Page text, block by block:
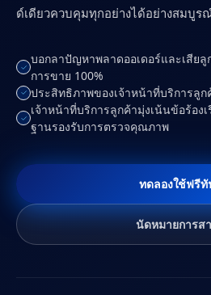
ด์เดียวควบคุมทุกอย่างได้อย่างสมบูร
บอกลาปัญหาพลาดออเดอร์และเสีย
การขาย 100%
ประสิทธิภาพของเจ้าหน้าที่บริการลู
เจ้าหน้าที่บริการลูกค้ามุ่งเน้นข้อร้อ
ฐานรองรับการตรวจคุณภาพ
ทดลองใช้ฟรี
นัดหมายการส